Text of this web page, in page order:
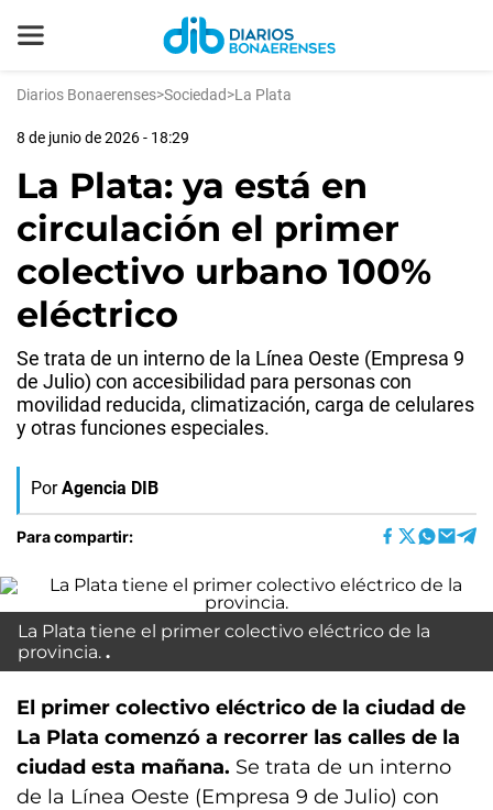
Diarios Bonaerenses>Sociedad>La Plata
8 de junio de 2026 - 18:29
La Plata: ya está en
circulación el primer
colectivo urbano 100%
eléctrico
Se trata de un interno de la Línea Oeste (Empresa 9
de Julio) con accesibilidad para personas con
movilidad reducida, climatización, carga de celulares
y otras funciones especiales.
Por Agencia DIB
Para compartir:
La Plata tiene el primer colectivo eléctrico de la
provincia.
El primer colectivo eléctrico de la ciudad de
La Plata comenzó a recorrer las calles de la
ciudad esta mañana. Se trata de un interno
de la Línea Oeste (Empresa 9 de Julio) con